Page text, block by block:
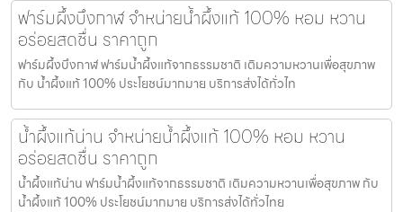
ฟาร์มผึ้งบึงกาฬ จำหน่ายน้ำผึ้งแท้ 100% หอม หวาน
อร่อยสดชื่น ราคาถูก
ฟาร์มผึ้งบึงกาฬ ฟาร์มน้ำผึ้งแท้จากธรรมชาติ เติมความหวานเพื่อสุขภาพ
กับ น้ำผึ้งแท้ 100% ประโยชน์มากมาย บริการส่งได้ทั่วไท
น้ำผึ้งแท้น่าน จำหน่ายน้ำผึ้งแท้ 100% หอม หวาน
อร่อยสดชื่น ราคาถูก
น้ำผึ้งแท้น่าน ฟาร์มน้ำผึ้งแท้จากธรรมชาติ เติมความหวานเพื่อสุขภาพ กับ
น้ำผึ้งแท้ 100% ประโยชน์มากมาย บริการส่งได้ทั่วไทย